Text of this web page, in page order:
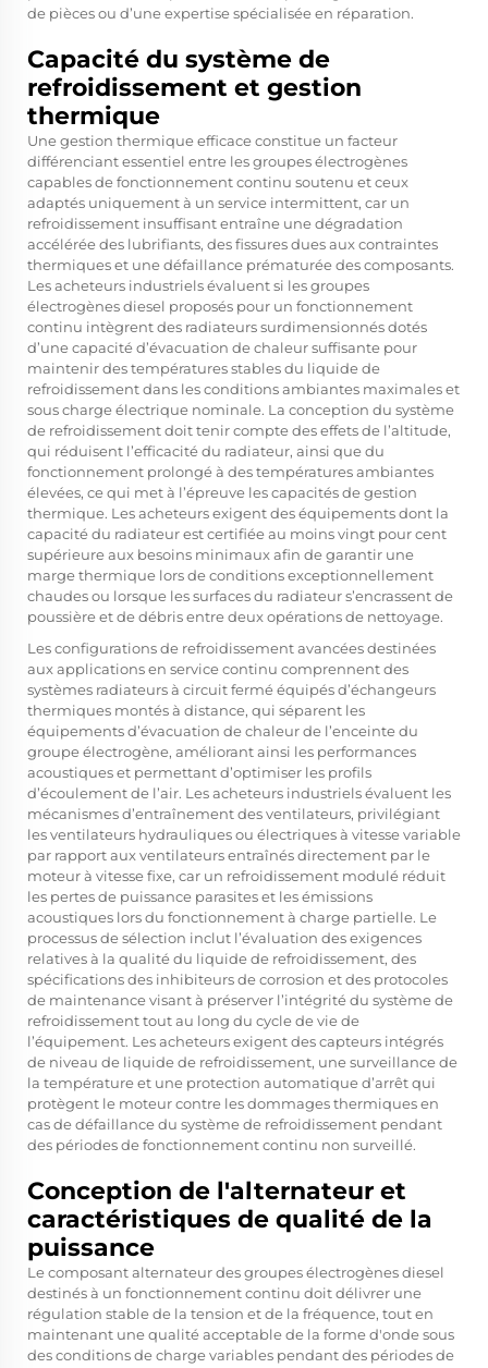
de pièces ou d’une expertise spécialisée en réparation.
Capacité du système de
refroidissement et gestion
thermique
Une gestion thermique efficace constitue un facteur
différenciant essentiel entre les groupes électrogènes
capables de fonctionnement continu soutenu et ceux
adaptés uniquement à un service intermittent, car un
refroidissement insuffisant entraîne une dégradation
accélérée des lubrifiants, des fissures dues aux contraintes
thermiques et une défaillance prématurée des composants.
Les acheteurs industriels évaluent si les groupes
électrogènes diesel proposés pour un fonctionnement
continu intègrent des radiateurs surdimensionnés dotés
d’une capacité d’évacuation de chaleur suffisante pour
maintenir des températures stables du liquide de
refroidissement dans les conditions ambiantes maximales et
sous charge électrique nominale. La conception du système
de refroidissement doit tenir compte des effets de l’altitude,
qui réduisent l’efficacité du radiateur, ainsi que du
fonctionnement prolongé à des températures ambiantes
élevées, ce qui met à l’épreuve les capacités de gestion
thermique. Les acheteurs exigent des équipements dont la
capacité du radiateur est certifiée au moins vingt pour cent
supérieure aux besoins minimaux afin de garantir une
marge thermique lors de conditions exceptionnellement
chaudes ou lorsque les surfaces du radiateur s’encrassent de
poussière et de débris entre deux opérations de nettoyage.
Les configurations de refroidissement avancées destinées
aux applications en service continu comprennent des
systèmes radiateurs à circuit fermé équipés d’échangeurs
thermiques montés à distance, qui séparent les
équipements d’évacuation de chaleur de l’enceinte du
groupe électrogène, améliorant ainsi les performances
acoustiques et permettant d’optimiser les profils
d’écoulement de l’air. Les acheteurs industriels évaluent les
mécanismes d’entraînement des ventilateurs, privilégiant
les ventilateurs hydrauliques ou électriques à vitesse variable
par rapport aux ventilateurs entraînés directement par le
moteur à vitesse fixe, car un refroidissement modulé réduit
les pertes de puissance parasites et les émissions
acoustiques lors du fonctionnement à charge partielle. Le
processus de sélection inclut l’évaluation des exigences
relatives à la qualité du liquide de refroidissement, des
spécifications des inhibiteurs de corrosion et des protocoles
de maintenance visant à préserver l’intégrité du système de
refroidissement tout au long du cycle de vie de
l’équipement. Les acheteurs exigent des capteurs intégrés
de niveau de liquide de refroidissement, une surveillance de
la température et une protection automatique d’arrêt qui
protègent le moteur contre les dommages thermiques en
cas de défaillance du système de refroidissement pendant
des périodes de fonctionnement continu non surveillé.
Conception de l'alternateur et
caractéristiques de qualité de la
puissance
Le composant alternateur des groupes électrogènes diesel
destinés à un fonctionnement continu doit délivrer une
régulation stable de la tension et de la fréquence, tout en
maintenant une qualité acceptable de la forme d'onde sous
des conditions de charge variables pendant des périodes de